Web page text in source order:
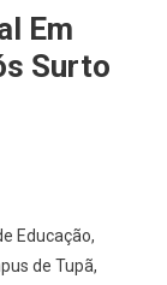
Em
Surto
Educação,
de Tupã,